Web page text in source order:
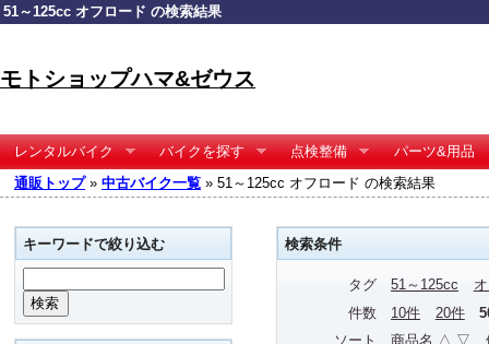
51～125cc オフロード の検索結果
モトショップハマ&ゼウス
レンタルバイク バイクを探す 点検整備
パーツ&用品
通販トップ» 中古バイク一覧 » 51～125cc オフロード の検索結果
検索条件
タグ 51～125cc
件数
10件 20件
ソート
商品名 △ ▽
キーワードで絞り込む